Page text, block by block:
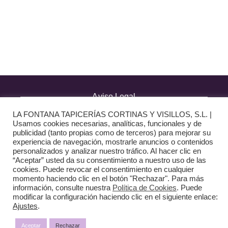
Aviso Legal
Política de Privacidad
Política de Cookies
Diseño web: The Digital Zone
LA FONTANA TAPICERÍAS CORTINAS Y VISILLOS, S.L. |
Usamos cookies necesarias, analíticas, funcionales y de
publicidad (tanto propias como de terceros) para mejorar su
experiencia de navegación, mostrarle anuncios o contenidos
personalizados y analizar nuestro tráfico. Al hacer clic en
“Aceptar” usted da su consentimiento a nuestro uso de las
cookies. Puede revocar el consentimiento en cualquier
momento haciendo clic en el botón "Rechazar". Para más
información, consulte nuestra Política de Cookies. Puede
modificar la configuración haciendo clic en el siguiente enlace:
Ajustes.
Aceptar Rechazar